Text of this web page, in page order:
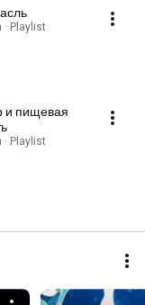
Playlist
и пищевая
Playlist